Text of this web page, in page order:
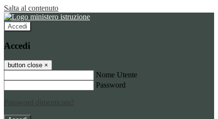
Salta al contenuto
Accedi
Accedi
button close ×
Nome Utente
Password
Password dimenticata?